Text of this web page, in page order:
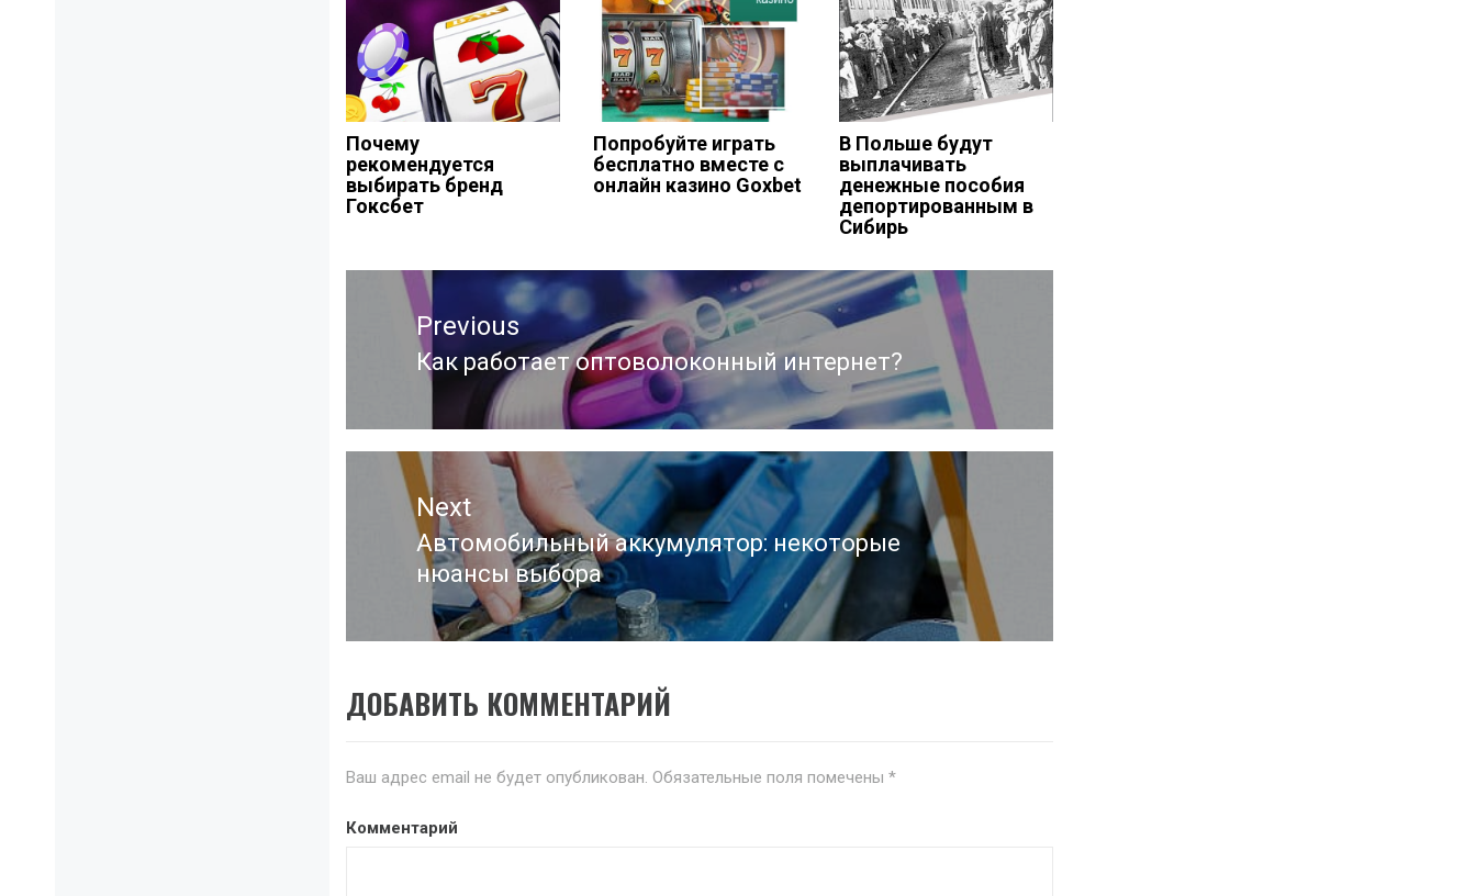
Почему
рекомендуется
выбирать бренд
Гоксбет
Попробуйте играть
бесплатно вместе с
онлайн казино Goxbet
В Польше будут
выплачивать
денежные пособия
депортированным в
Сибирь
Навигация
записям
Previous
Previous
Как работает оптоволоконный интернет?
Next
Next
post:
Автомобильный аккумулятор: некоторые
нюансы выбора
ДОБАВИТЬ КОММЕНТАРИЙ
Ваш адрес email не будет опубликован. Обязательные поля помечены *
Комментарий